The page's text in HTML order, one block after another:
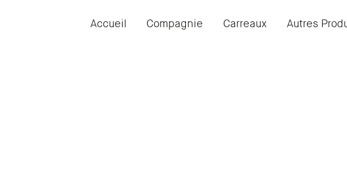
Accueil Compagnie Carreaux Autres